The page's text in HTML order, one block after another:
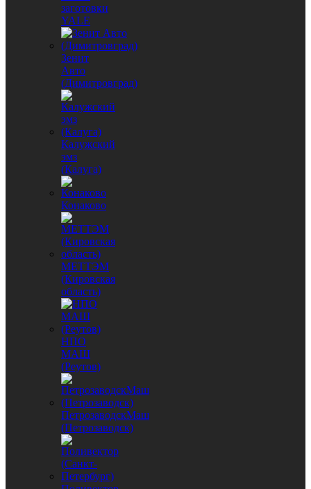
заготовки
YALE
Зенит
Авто
(Димитровград)
Калужский
эмз
(Калуга)
Конаково
МЕТТЭМ
(Кировская
область)
НПО
МАШ
(Реутов)
ПетрозаводскМаш
(Петрозаводск)